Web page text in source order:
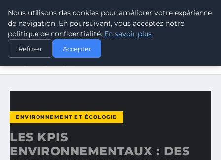
CLIMATE GUARDIAN
ACCUEIL
ENVIRONNEMENT ET ÉCOLOGIE
LES KPIS ENVIRONNEMENTAUX : DES OUTILS
ENVIRONNEMENT ET ÉCOLOGIE
LES KPIS
ENVIRONNEMENTAUX : DES
Nous utilisons des cookies pour améliorer votre expérience
de navigation. En poursuivant, vous acceptez notre
politique de confidentialité. En savoir plus
Refuser Accepter